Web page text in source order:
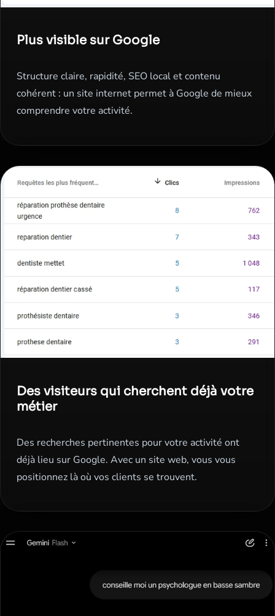
Plus visible sur Google
Structure claire, rapidité, SEO local et contenu
cohérent : un site internet permet à Google de mieux
comprendre votre activité.
Des visiteurs qui cherchent déjà votre
métier
Des recherches pertinentes pour votre activité ont
déjà lieu sur Google. Avec un site web, vous vous
positionnez là où vos clients se trouvent.